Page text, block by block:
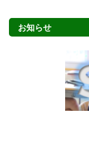
お知らせ